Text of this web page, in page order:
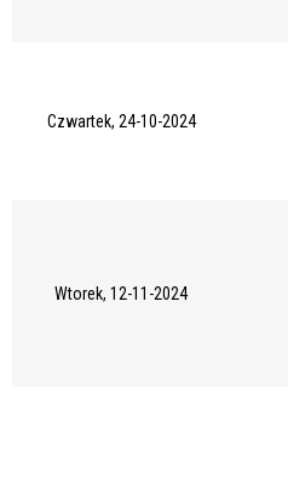
Czwartek, 24-10-2024
Wtorek, 12-11-2024